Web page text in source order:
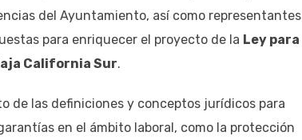
del Ayuntamiento, así como representantes
para enriquecer el proyecto de la Ley para
California Sur.
de las definiciones y conceptos jurídicos para
en el ámbito laboral, como la protección